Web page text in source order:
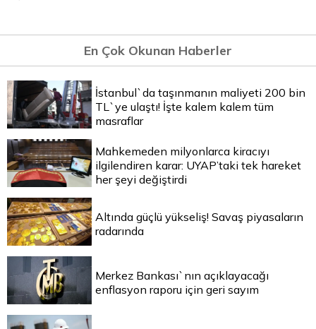
En Çok Okunan Haberler
İstanbul`da taşınmanın maliyeti 200 bin
TL`ye ulaştı! İşte kalem kalem tüm
masraflar
Mahkemeden milyonlarca kiracıyı
ilgilendiren karar: UYAP’taki tek hareket
her şeyi değiştirdi
Altında güçlü yükseliş! Savaş piyasaların
radarında
Merkez Bankası`nın açıklayacağı
enflasyon raporu için geri sayım